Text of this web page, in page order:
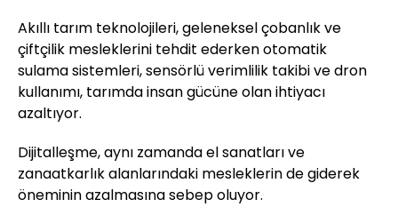
Akıllı tarım teknolojileri, geleneksel çobanlık ve
çiftçilik mesleklerini tehdit ederken otomatik
sulama sistemleri, sensörlü verimlilik takibi ve dron
kullanımı, tarımda insan gücüne olan ihtiyacı
azaltıyor.
Dijitalleşme, aynı zamanda el sanatları ve
zanaatkarlık alanlarındaki mesleklerin de giderek
öneminin azalmasına sebep oluyor.